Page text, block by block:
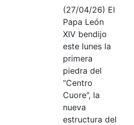
(27/04/26) El
Papa León
XIV bendijo
este lunes la
primera
piedra del
“Centro
Cuore”, la
nueva
estructura del